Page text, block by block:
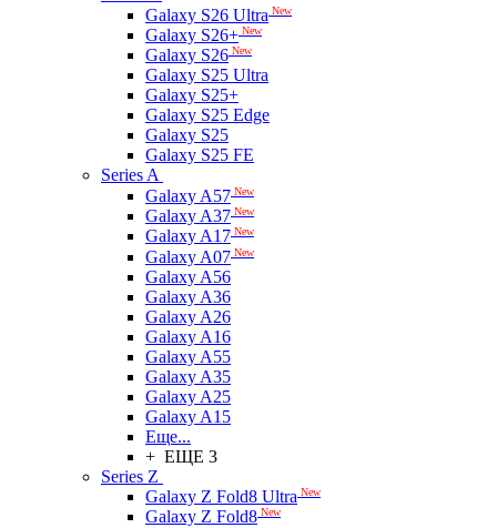
Galaxy S26 Ultra New
Galaxy S26+ New
Galaxy S26 New
Galaxy S25 Ultra
Galaxy S25+
Galaxy S25 Edge
Galaxy S25
Galaxy S25 FE
Series A
Galaxy A57 New
Galaxy A37 New
Galaxy A17 New
Galaxy A07 New
Galaxy A56
Galaxy A36
Galaxy A26
Galaxy A16
Galaxy A55
Galaxy A35
Galaxy A25
Galaxy A15
Еще...
+ ЕЩЕ 3
Series Z
Galaxy Z Fold8 Ultra New
Galaxy Z Fold8 New